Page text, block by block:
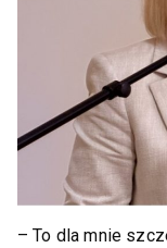
– To dla mnie